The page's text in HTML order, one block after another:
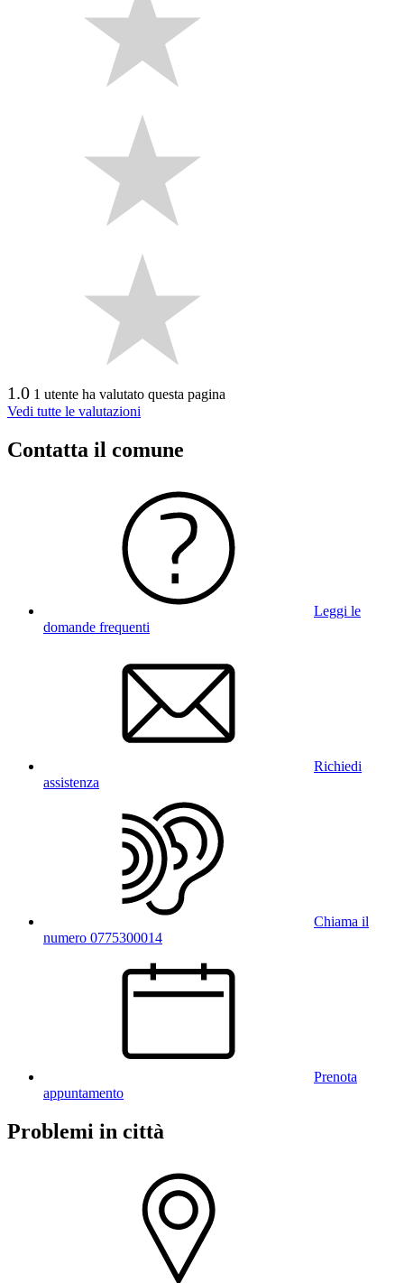
1.0 1 utente ha valutato questa pagina
Vedi tutte le valutazioni
Contatta il comune
Leggi le
domande frequenti
Richiedi
assistenza
Chiama il
numero 0775300014
Prenota
appuntamento
Problemi in città